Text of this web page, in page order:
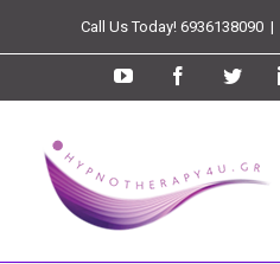
Call Us Today! 6936138090 |